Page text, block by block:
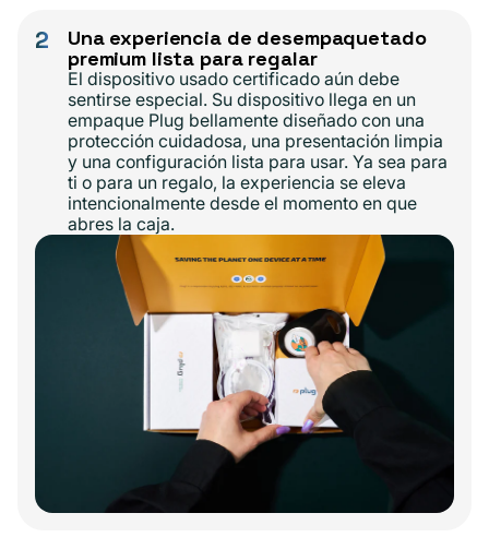
2
Una experiencia de desempaquetado
premium lista para regalar
El dispositivo usado certificado aún debe
sentirse especial. Su dispositivo llega en un
empaque Plug bellamente diseñado con una
protección cuidadosa, una presentación limpia
y una configuración lista para usar. Ya sea para
ti o para un regalo, la experiencia se eleva
intencionalmente desde el momento en que
abres la caja.